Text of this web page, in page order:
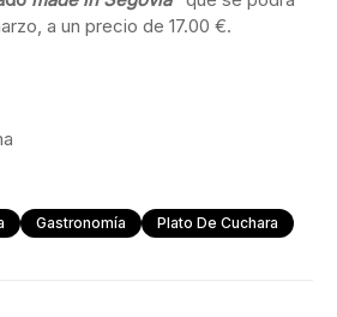
a un precio de 17.00 €.
Gastronomía Plato De Cuchara